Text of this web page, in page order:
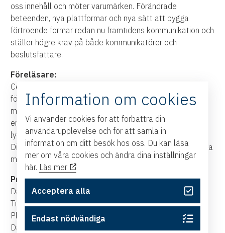
oss innehåll och möter varumärken. Förändrade
beteenden, nya plattformar och nya sätt att bygga
förtroende formar redan nu framtidens kommunikation och
ställer högre krav på både kommunikatörer och
beslutsfattare.
Föreläsare:
Cecilia Victoria Kärrberg är en av Sveriges 100 främsta
föreläsare och har över 14 års erfarenhet inom digital
marknadsföring. Hon är VD och ägare av Digitalsnack –
en sociala mediebyrå som hjälper organisationer att
lyckas online – samt programledare för
Digitalsnackpodden, Sveriges största podcast om sociala
medier.
Praktisk information:
Datum: 8 maj
Tid: kl. 11.45 till 13.00
Plats: Östsvenska Handelskammaren, Kammarforum,
Dalsgatan 13, Norrköping
Information om cookies
Vi använder cookies för att förbättra din
användarupplevelse och för att samla in
information om ditt besök hos oss. Du kan läsa
mer om våra cookies och ändra dina inställningar
här. Läs mer
Acceptera alla
Endast nödvändiga